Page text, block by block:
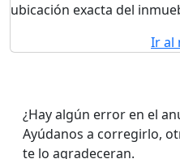
ubicación exacta del
Ir al
¿Hay algún error en el
Ayúdanos a corregirlo,
te lo agradeceran.